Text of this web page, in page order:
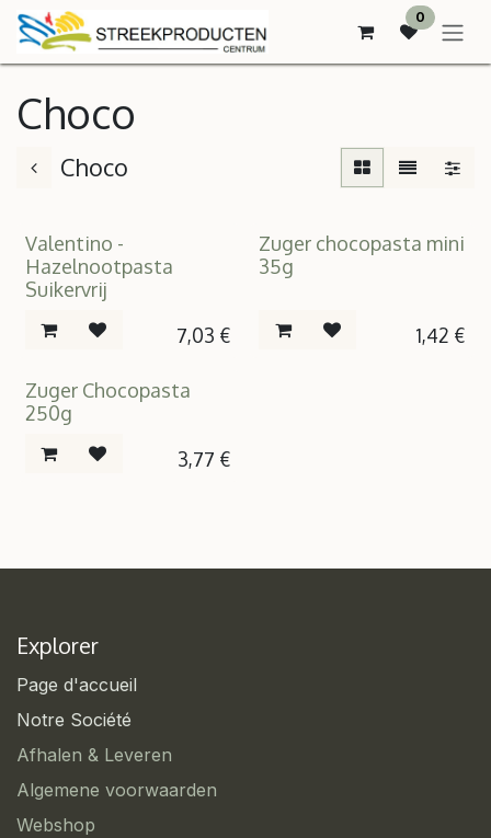
SE RENDRE AU CONTENU
0
Choco
Choco
Suikervrij
Valentino -
Hazelnootpasta
Suikervrij
7,03 €
Zuger chocopasta mini
35g
1,42 €
Zuger Chocopasta
250g
3,77 €
Explorer
Page d'accueil
Notre Société
Afhalen & Leveren
Algemene voorwaarden
Webshop